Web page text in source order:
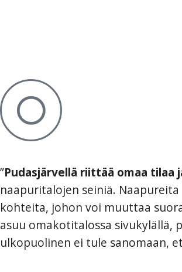
”Pudasjärvellä riittää omaa tilaa
naapuritalojen seiniä.
kohteita, johon voi muuttaa
asuu omakotitalossa sivukylällä,
ulkopuolinen ei tule sanomaan,